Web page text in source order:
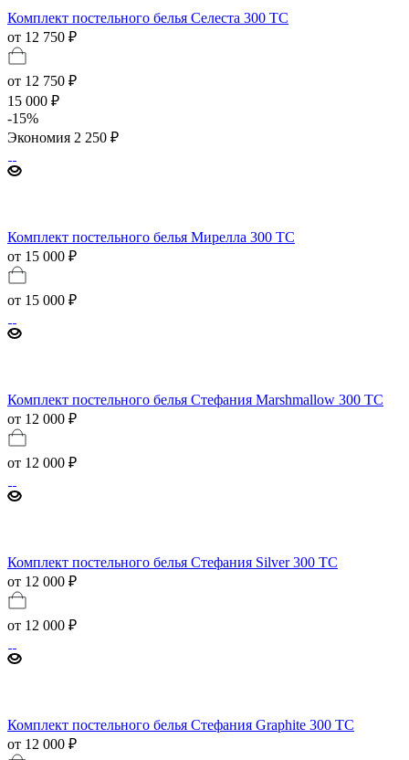
Комплект постельного белья Селеста 300 TC
от 12 750 ₽
от 12 750 ₽
15 000 ₽
-15%
Экономия 2 250 ₽
Комплект постельного белья Мирелла 300 TC
от 15 000 ₽
от 15 000 ₽
Комплект постельного белья Стефания Marshmallow 300 TC
от 12 000 ₽
от 12 000 ₽
Комплект постельного белья Стефания Silver 300 ТС
от 12 000 ₽
от 12 000 ₽
Комплект постельного белья Стефания Graphite 300 ТС
от 12 000 ₽